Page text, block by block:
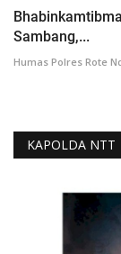
Sambang,...
Humas Polres Rote
KAPOLDA NTT